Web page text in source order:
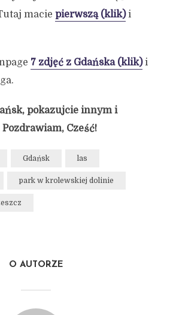
macie pierwszą (klik)i
7 zdjęć z Gdańska (klik)i
pokazujcie innym i
Cześć!
Gdańsk las
park w krolewskiej dolinie
O AUTORZE